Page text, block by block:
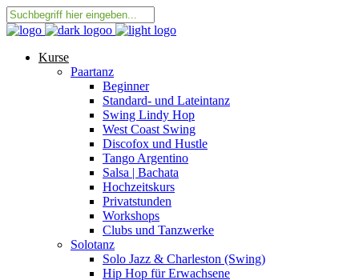
Kurse
Paartanz
Beginner
Standard- und Lateintanz
Swing Lindy Hop
West Coast Swing
Discofox und Hustle
Tango Argentino
Salsa | Bachata
Hochzeitskurs
Privatstunden
Workshops
Clubs und Tanzwerke
Solotanz
Solo Jazz & Charleston (Swing)
Hip Hop für Erwachsene